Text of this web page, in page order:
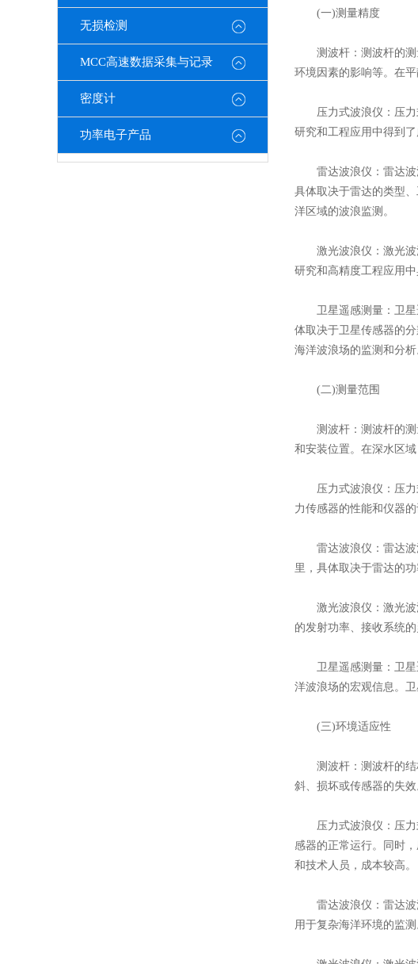
无损检测
MCC高速数据采集与记录
密度计
功率电子产品
(一)测量精度
测波杆​​：测波杆的测
环境因素的影响等。在
压力式波浪仪​​：压力
研究和工程应用中得到
雷达波浪仪​​：雷达波浪
具体取决于雷达的类型
洋区域的波浪监测。
激光波浪仪​​：激光波
研究和高精度工程应用
卫星遥感测量​​：卫星
体取决于卫星传感器的
海洋波浪场的监测和分析
(二)测量范围
测波杆​​：测波杆的测
和安装位置。在深水区
压力式波浪仪​​：压力
力传感器的性能和仪器
雷达波浪仪​​：雷达波
里，具体取决于雷达的
激光波浪仪​​：激光波
的发射功率、接收系统
卫星遥感测量​​：卫星
洋波浪场的宏观信息。
(三)环境适应性
测波杆​​：测波杆的结
斜、损坏或传感器的失
压力式波浪仪​​：压力
感器的正常运行。同时
和技术人员，成本较高。
雷达波浪仪​​：雷达波
用于复杂海洋环境的监